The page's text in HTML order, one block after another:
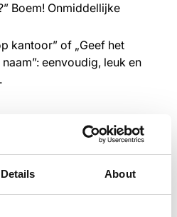
Details About
Boem! Onmiddellijke
kantoor” of „Geef het
eenvoudig, leuk en
om via mobiele apparaten te
natuurlijk en verbetert